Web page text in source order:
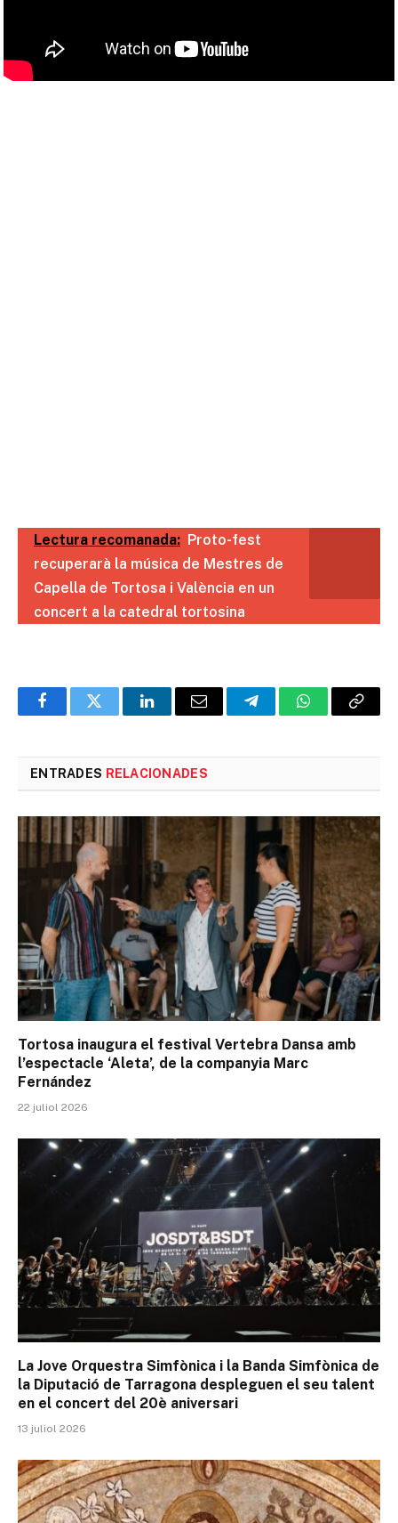
Lectura recomanada: Proto-fest
recuperarà la música de Mestres de
Capella de Tortosa i València en un
concert a la catedral tortosina
FacebookTwitter LinkedInEmail TelegramWhatsAppCopia
ENTRADES RELACIONADES
Tortosa inaugura el festival Vertebra Dansa amb
l’espectacle ‘Aleta’, de la companyia Marc
Fernández
22 juliol 2026
La Jove Orquestra Simfònica i la Banda Simfònica de
la Diputació de Tarragona despleguen el seu talent
en el concert del 20è aniversari
13 juliol 2026